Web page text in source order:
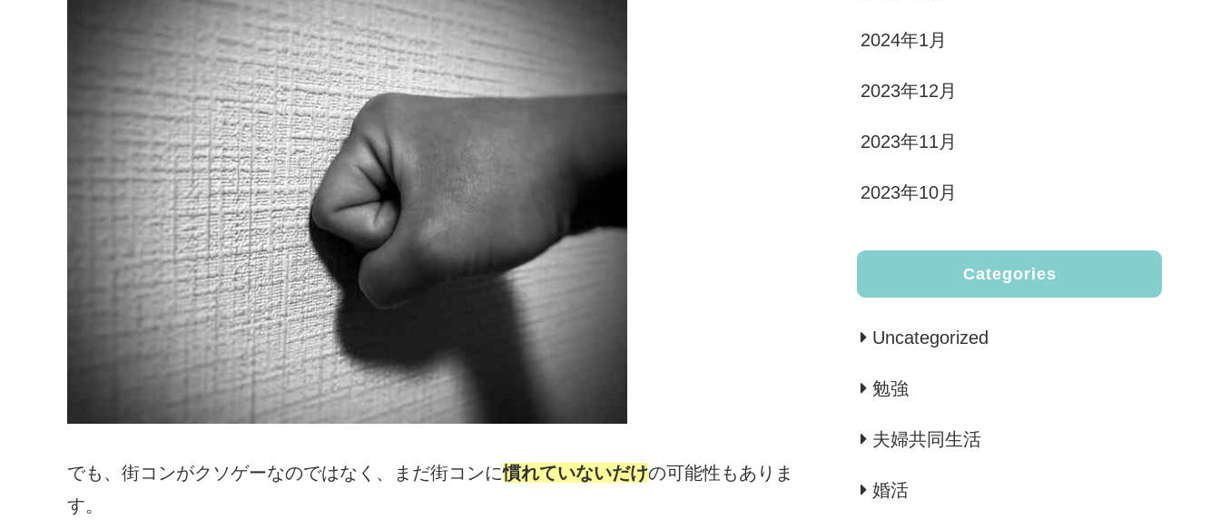
でも、街コンがクソゲーなのではなく、まだ街コンに慣れていないだけの可能性もありま
す。
2024年1月
2023年12月
2023年11月
2023年10月
Categories
Uncategorized
勉強
夫婦共同生活
婚活